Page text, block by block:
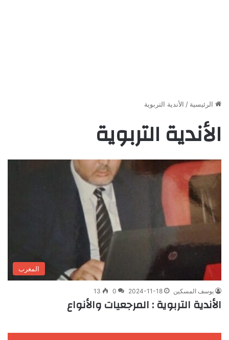
الرئيسية / الأندية التربوية
الأندية التربوية
المغرب
يوسف المسكين 2024-11-18
0
13
الأندية التربوية : المرجعيات والأنواع